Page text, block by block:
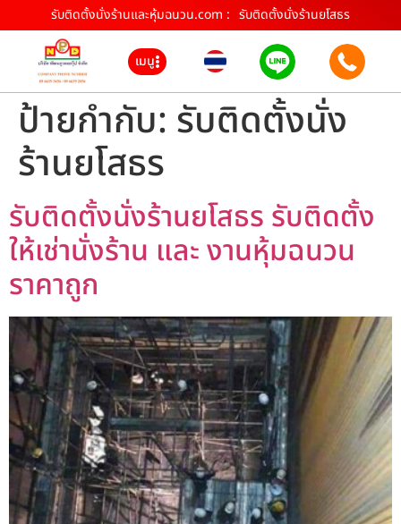
รับติดตั้งนั่งร้านและหุ้มฉนวน.com : รับติดตั้งนั่งร้านยโสธร
เมนู
ป้ายกำกับ: รับติดตั้งนั่ง
ร้านยโสธร
รับติดตั้งนั่งร้านยโสธร รับติดตั้ง
ให้เช่านั่งร้าน และ งานหุ้มฉนวน
ราคาถูก